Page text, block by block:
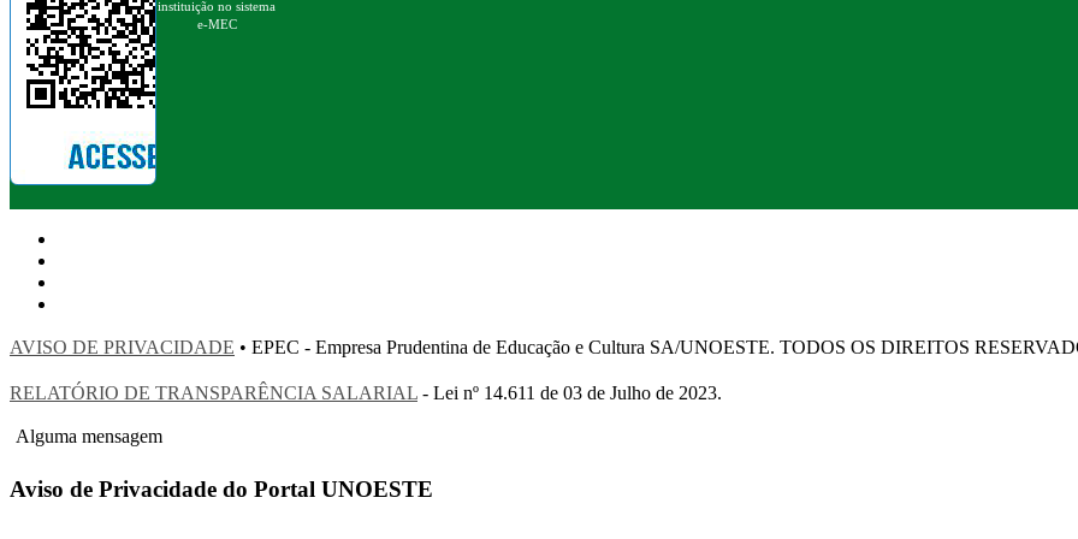
instituição no sistema
e-MEC
AVISO DE PRIVACIDADE • EPEC - Empresa Prudentina de Educação e Cultura SA/UNOESTE. TODOS OS DIREITOS
RELATÓRIO DE TRANSPARÊNCIA SALARIAL - Lei nº 14.611 de 03 de Julho de 2023.
Alguma mensagem
Aviso de Privacidade do Portal UNOESTE